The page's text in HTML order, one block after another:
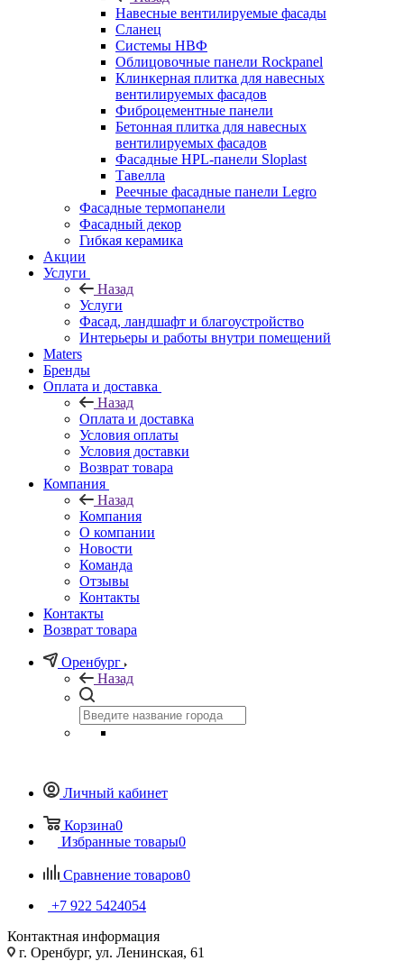
Навесные вентилируемые фасады
Сланец
Системы НВФ
Облицовочные панели Rockpanel
Клинкерная плитка для навесных
вентилируемых фасадов
Фиброцементные панели
Бетонная плитка для навесных
вентилируемых фасадов
Фасадные HPL-панели Sloplast
Тавелла
Реечные фасадные панели Legro
Фасадные термопанели
Фасадный декор
Гибкая керамика
Акции
Услуги
Назад
Услуги
Фасад, ландшафт и благоустройство
Интерьеры и работы внутри помещений
Maters
Бренды
Оплата и доставка
Назад
Оплата и доставка
Условия оплаты
Условия доставки
Возврат товара
Компания
Назад
Компания
О компании
Новости
Команда
Отзывы
Контакты
Контакты
Возврат товара
Оренбург
Назад
Личный кабинет
Корзина0
Избранные товары0
Сравнение товаров0
+7 922 5424054
Контактная информация
г. Оренбург, ул. Ленинская, 61